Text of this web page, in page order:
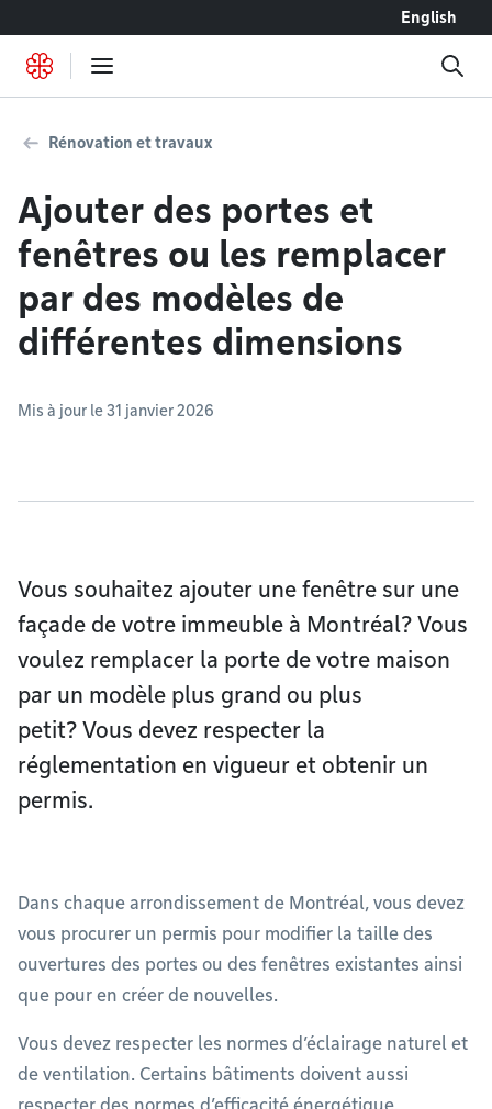
English
Rénovation et travaux
Ajouter des portes et
fenêtres ou les remplacer
par des modèles de
différentes dimensions
Mis à jour le 31 janvier 2026
Vous souhaitez ajouter une fenêtre sur une
façade de votre immeuble à Montréal? Vous
voulez remplacer la porte de votre maison
par un modèle plus grand ou plus
petit? Vous devez respecter la
réglementation en vigueur et obtenir un
permis.
Dans chaque arrondissement de Montréal, vous devez
vous procurer un permis pour modifier la taille des
ouvertures des portes ou des fenêtres existantes ainsi
que pour en créer de nouvelles.
Vous devez respecter les normes d’éclairage naturel et
de ventilation. Certains bâtiments doivent aussi